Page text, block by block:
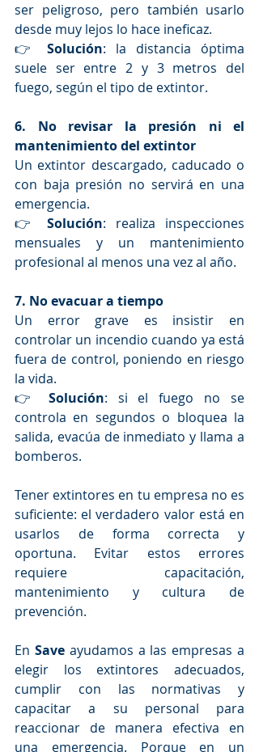
ser peligroso, pero también usarlo
desde muy lejos lo hace ineficaz.
👉 Solución: la distancia óptima
suele ser entre 2 y 3 metros del
fuego, según el tipo de extintor.
6. No revisar la presión ni el
mantenimiento del extintor
Un extintor descargado, caducado o
con baja presión no servirá en una
emergencia.
👉 Solución: realiza inspecciones
mensuales y un mantenimiento
profesional al menos una vez al año.
7. No evacuar a tiempo
Un error grave es insistir en
controlar un incendio cuando ya está
fuera de control, poniendo en riesgo
la vida.
👉 Solución: si el fuego no se
controla en segundos o bloquea la
salida, evacúa de inmediato y llama a
bomberos.
Tener extintores en tu empresa no es
suficiente: el verdadero valor está en
usarlos de forma correcta y
oportuna. Evitar estos errores
requiere capacitación,
mantenimiento y cultura de
prevención.
En Save ayudamos a las empresas a
elegir los extintores adecuados,
cumplir con las normativas y
capacitar a su personal para
reaccionar de manera efectiva en
una emergencia. Porque en un